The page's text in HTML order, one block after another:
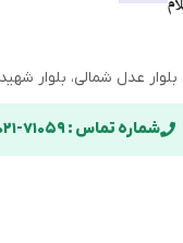
عدل شمالی، بلوار شهید
شماره تماس : ۷۱۰۵۹-۰۲۱